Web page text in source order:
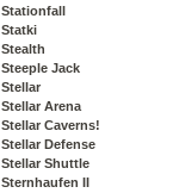
Stationfall
Statki
Stealth
Steeple Jack
Stellar
Stellar Arena
Stellar Caverns!
Stellar Defense
Stellar Shuttle
Sternhaufen II